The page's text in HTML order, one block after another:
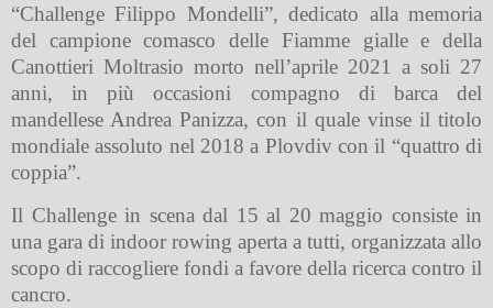
“Challenge Filippo Mondelli”, dedicato alla memoria
del campione comasco delle Fiamme gialle e della
Canottieri Moltrasio morto nell’aprile 2021 a soli 27
anni, in più occasioni compagno di barca del
mandellese Andrea Panizza, con il quale vinse il titolo
mondiale assoluto nel 2018 a Plovdiv con il “quattro di
coppia”.
Il Challenge in scena dal 15 al 20 maggio consiste in
una gara di indoor rowing aperta a tutti, organizzata allo
scopo di raccogliere fondi a favore della ricerca contro il
cancro.